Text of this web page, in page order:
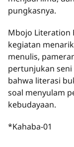
pungkasnya.
Mbojo Literation
kegiatan
menulis,
pertunjukan
bahwa literasi
soal menyulam
kebudayaan.
*Kahaba-01